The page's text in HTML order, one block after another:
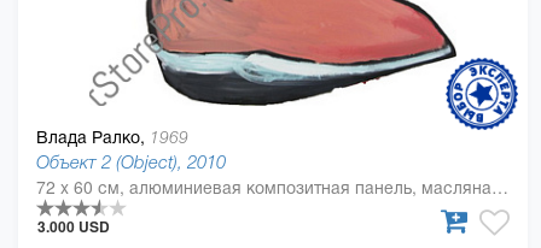
Влада Ралко, 1969
Объект 2 (Object), 2010
72 x 60 см, алюминиевая композитная панель, масляная краска
3.000 USD